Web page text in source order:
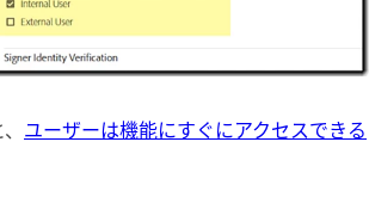
ユーザーは機能にすぐにアクセスできる